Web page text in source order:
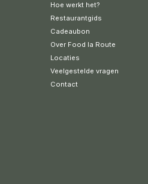
Hoe werkt het?
Restaurantgids
Cadeaubon
Over Food la Route
Locaties
Veelgestelde vragen
Contact